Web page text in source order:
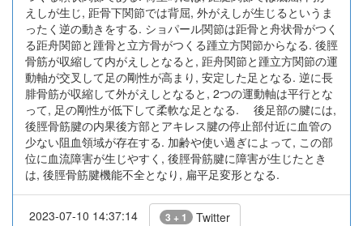
えしが生じ, 距骨下関節では背屈, 外がえしが生じるというま
ったく逆の動きをする. ショパール関節は距骨と舟状骨がつく
る距舟関節と踵骨と立方骨がつくる踵立方関節からなる. 後脛
骨筋が収縮して内がえしとなると, 距舟関節と踵立方関節の運
動軸が交叉して足の剛性が高まり, 安定した足となる. 逆に長
腓骨筋が収縮して外がえしとなると, 2つの運動軸は平行とな
って, 足の剛性が低下して柔軟な足となる. 後足部の腱には,
後脛骨筋腱の内果後方部とアキレス腱の停止部付近に血管の
少ない阻血領域が存在する. 加齢や使い過ぎによって, この部
位に血流障害が生じやすく, 後脛骨筋腱に障害が生じたとき
は, 後脛骨筋腱機能不全となり, 扁平足変形となる.
2023-07-10 14:37:14 3 + 1 Twitter